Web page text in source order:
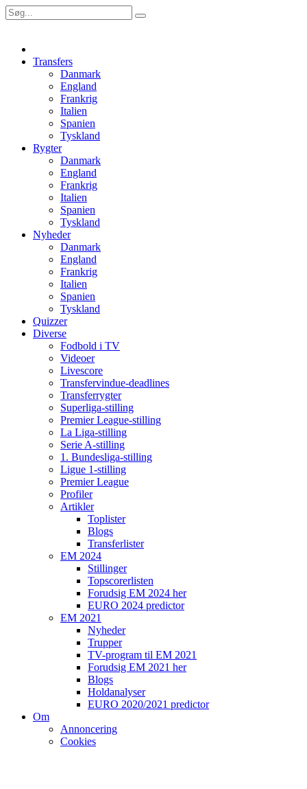
Transfers
Danmark
England
Frankrig
Italien
Spanien
Tyskland
Rygter
Danmark
England
Frankrig
Italien
Spanien
Tyskland
Nyheder
Danmark
England
Frankrig
Italien
Spanien
Tyskland
Quizzer
Diverse
Fodbold i TV
Videoer
Livescore
Transfervindue-deadlines
Transferrygter
Superliga-stilling
Premier League-stilling
La Liga-stilling
Serie A-stilling
1. Bundesliga-stilling
Ligue 1-stilling
Premier League
Profiler
Artikler
Toplister
Blogs
Transferlister
EM 2024
Stillinger
Topscorerlisten
Forudsig EM 2024 her
EURO 2024 predictor
EM 2021
Nyheder
Trupper
TV-program til EM 2021
Forudsig EM 2021 her
Blogs
Holdanalyser
EURO 2020/2021 predictor
Om
Annoncering
Cookies